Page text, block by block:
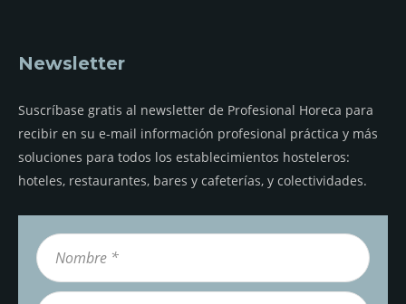
Newsletter
Suscríbase gratis al newsletter de Profesional Horeca para
recibir en su e-mail información profesional práctica y más
soluciones para todos los establecimientos hosteleros:
hoteles, restaurantes, bares y cafeterías, y colectividades.